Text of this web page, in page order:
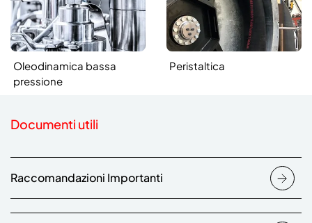
Oleodinamica bassa
pressione
Peristaltica
Documenti utili
Raccomandazioni Importanti